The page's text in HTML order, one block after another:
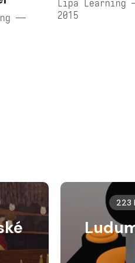
—
Lipa Learning
2015
223